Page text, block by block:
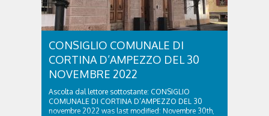
CONSIGLIO COMUNALE DI
CORTINA D’AMPEZZO DEL 30
NOVEMBRE 2022
Ascolta dal lettore sottostante: CONSIGLIO
COMUNALE DI CORTINA D’AMPEZZO DEL 30
novembre 2022 was last modified: Novembre 30th,